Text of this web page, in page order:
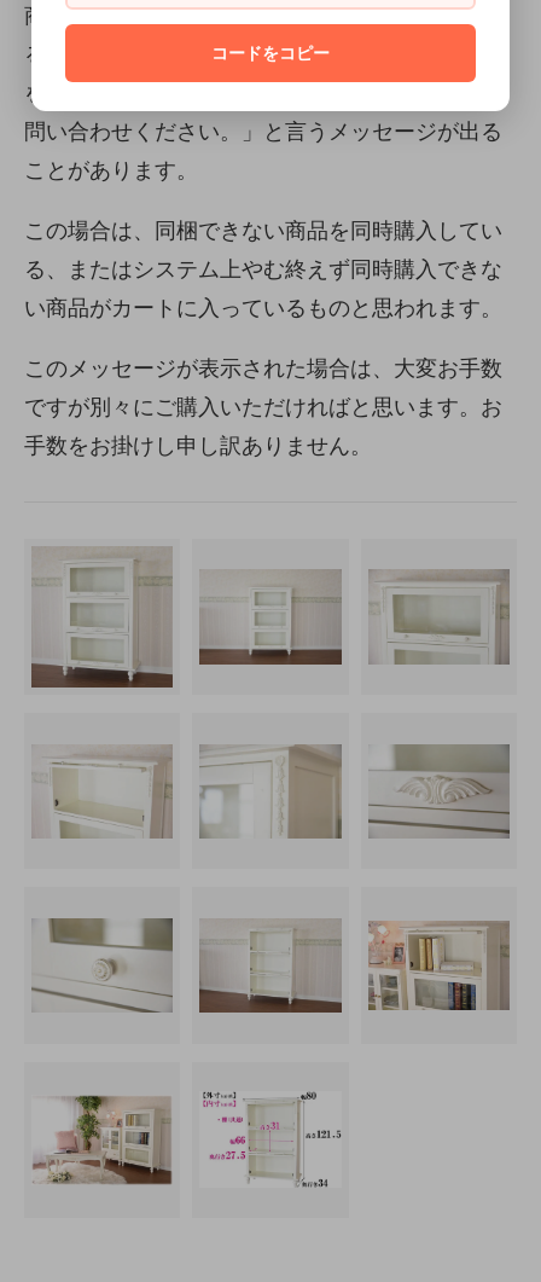
商品をカートにいれ、購入手続きを進めようとす
ると、「利用できるお届け方法がないため、商品
を購入できません。お手数ですがショップまでお
問い合わせください。」と言うメッセージが出る
ことがあります。
この場合は、同梱できない商品を同時購入してい
る、またはシステム上やむ終えず同時購入できな
い商品がカートに入っているものと思われます。
このメッセージが表示された場合は、大変お手数
ですが別々にご購入いただければと思います。お
手数をお掛けし申し訳ありません。
コードをコピー